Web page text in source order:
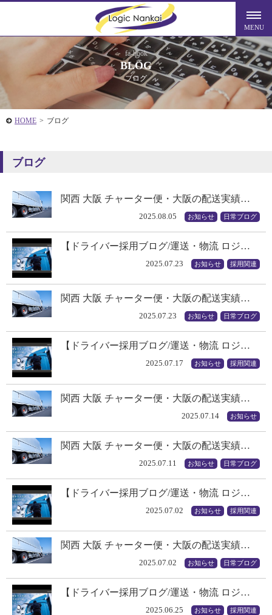
fa-book
BLOG
ブログ
HOME > ブログ
ブログ
関西 大阪 チャーター便・大阪の配送実績…
2025.08.05 お知らせ 日常ブログ
【ドライバー採用ブログ/運送・物流 ロジ…
2025.07.23 お知らせ 採用関連
関西 大阪 チャーター便・大阪の配送実績…
2025.07.23 お知らせ 日常ブログ
【ドライバー採用ブログ/運送・物流 ロジ…
2025.07.17 お知らせ 採用関連
関西 大阪 チャーター便・大阪の配送実績…
2025.07.14 お知らせ
関西 大阪 チャーター便・大阪の配送実績…
2025.07.11 お知らせ 日常ブログ
【ドライバー採用ブログ/運送・物流 ロジ…
2025.07.02 お知らせ 採用関連
関西 大阪 チャーター便・大阪の配送実績…
2025.07.02 お知らせ 日常ブログ
【ドライバー採用ブログ/運送・物流 ロジ…
2025.06.25 お知らせ 採用関連